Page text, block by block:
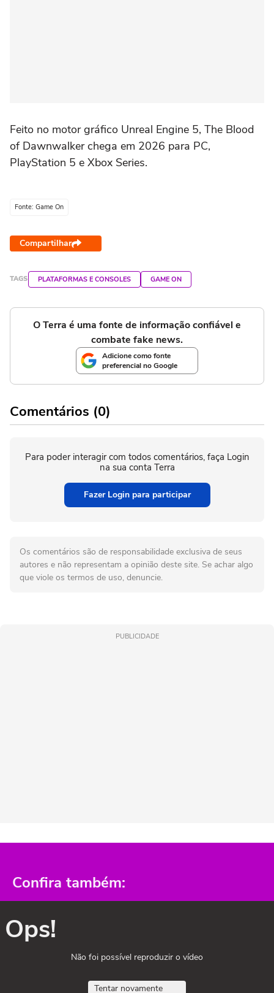
Feito no motor gráfico Unreal Engine 5, The Blood
of Dawnwalker chega em 2026 para PC,
PlayStation 5 e Xbox Series.
Fonte: Game On
Compartilhar
TAGS PLATAFORMAS E CONSOLES GAME ON
O Terra é uma fonte de informação confiável e
combate fake news.
Adicione como fonte
preferencial no Google
Comentários (0)
Para poder interagir com todos comentários, faça Login
na sua conta Terra
Fazer Login para participar
Os comentários são de responsabilidade exclusiva de seus
autores e não representam a opinião deste site. Se achar algo
que viole os termos de uso, denuncie.
PUBLICIDADE
Confira também:
Ops!
Não foi possível reproduzir o vídeo
Tentar novamente